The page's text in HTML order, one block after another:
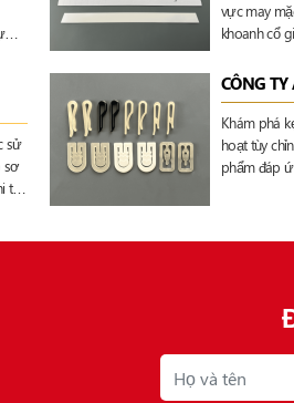
vực may
khoanh cổ
sử
sơ
CÔNG
Khám phá
hoạt tùy
phẩm đáp